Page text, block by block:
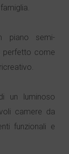
piano semi-
perfetto come
un luminoso
camere da
funzionali e